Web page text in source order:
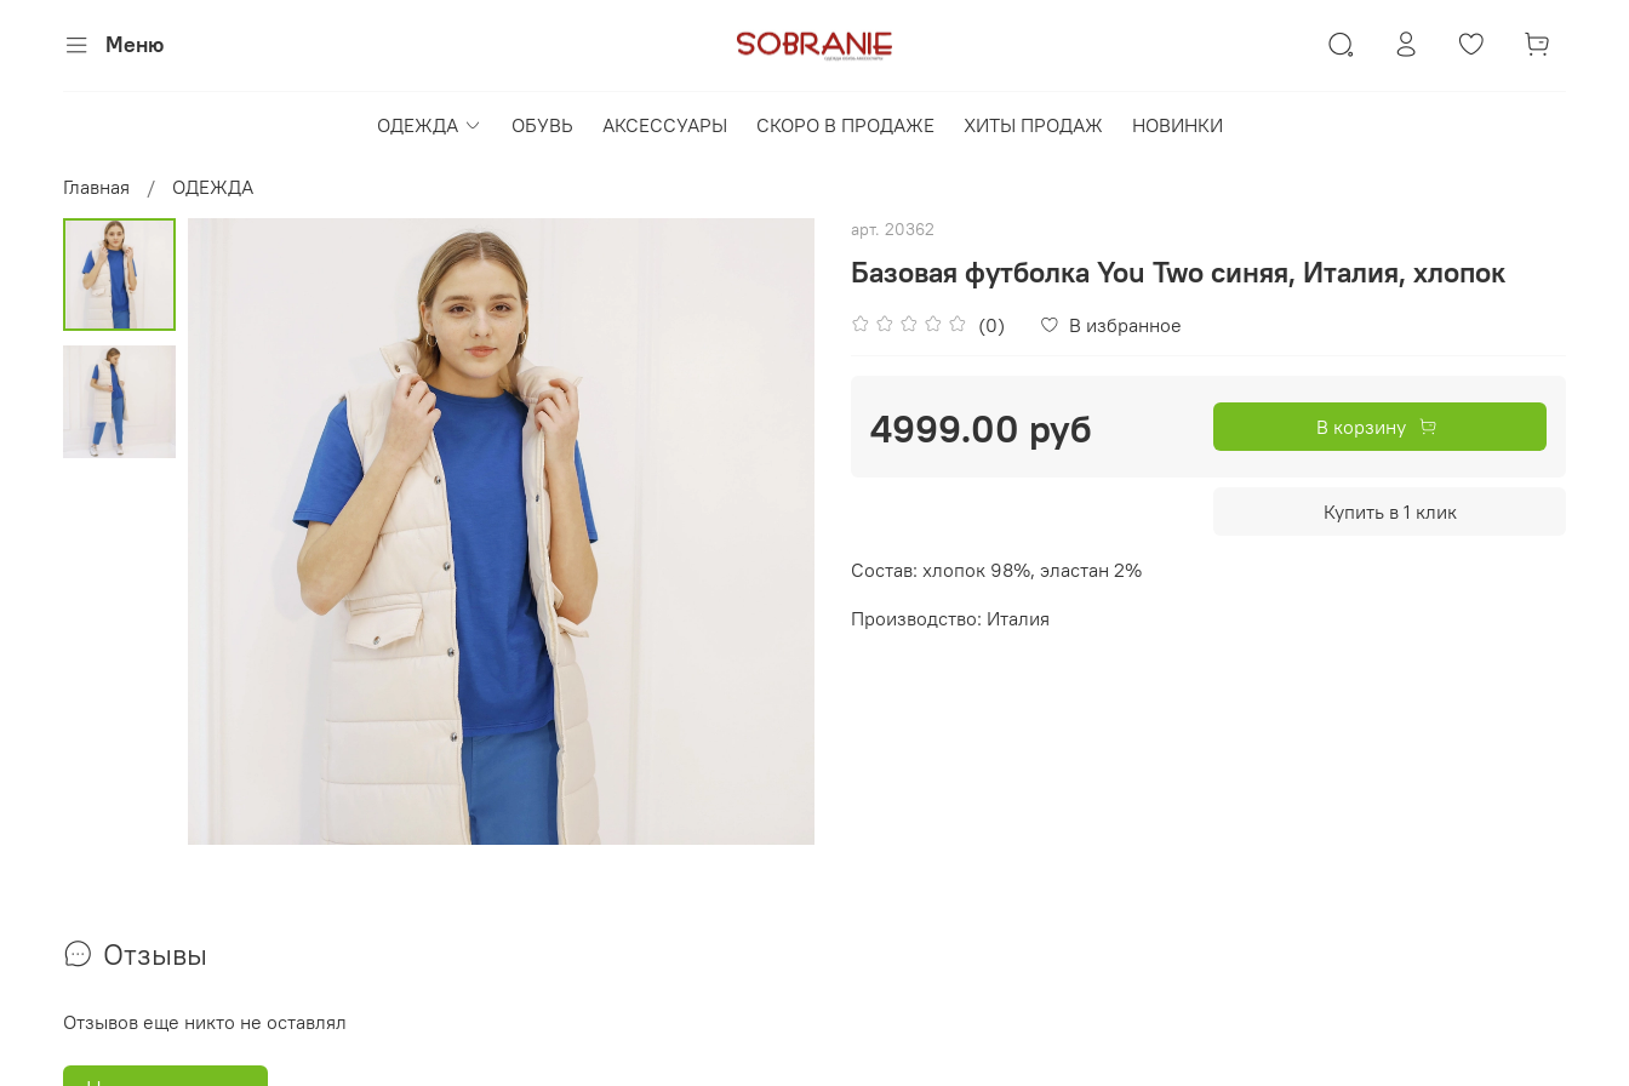
Меню
ОДЕЖДА ОБУВЬ АКСЕССУАРЫ СКОРО В ПРОДАЖЕ ХИТЫ ПРОДАЖ НОВИНКИ
Главная ОДЕЖДА
арт. 20362
Базовая футболка You Two синяя, Италия, хлопок
(0) В избранное
4999.00 руб В корзину
Купить в 1 клик
Состав: хлопок 98%, эластан 2%
Производство: Италия
Отзывы
Отзывов еще никто не оставлял